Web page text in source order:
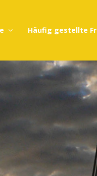
Häufig gestellte